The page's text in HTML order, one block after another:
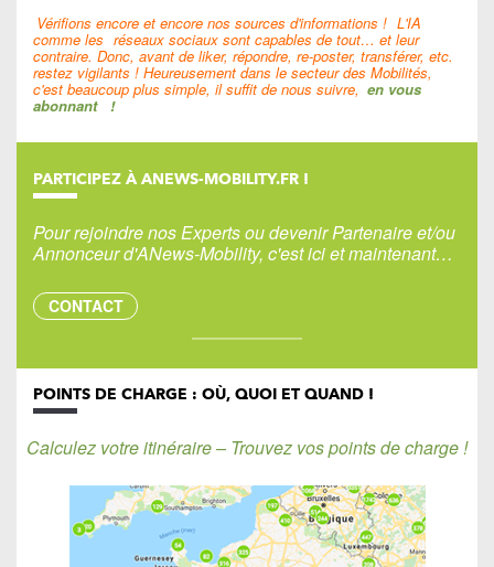
Vérifions encore et encore nos sources d'informations ! L'IA
comme les réseaux sociaux sont capables de tout… et leur
contraire. Donc, avant de liker, répondre, re-poster, transférer, etc.
restez vigilants ! Heureusement dans le secteur des Mobilités,
c'est beaucoup plus simple, il suffit de nous suivre, en vous
abonnant !
PARTICIPEZ À ANEWS-MOBILITY.FR !
Pour rejoindre nos Experts ou devenir Partenaire et/ou
Annonceur d'ANews-Mobility, c'est ici et maintenant…
CONTACT
POINTS DE CHARGE : OÙ, QUOI ET QUAND !
Calculez votre itinéraire – Trouvez vos points de charge !